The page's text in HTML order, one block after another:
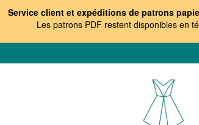
Service client et expéditions de patrons
Les patrons PDF restent disponibles en